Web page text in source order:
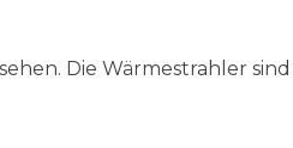
Die Wärmestrahler